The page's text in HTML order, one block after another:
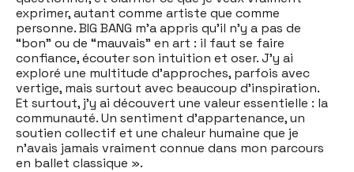
exprimer, autant comme artiste que comme
personne. BIG BANG m’a appris qu’il n’y a pas de
“bon” ou de “mauvais” en art : il faut se faire
confiance, écouter son intuition et oser. J’y ai
exploré une multitude d’approches, parfois avec
vertige, mais surtout avec beaucoup d’inspiration.
Et surtout, j’y ai découvert une valeur essentielle : la
communauté. Un sentiment d’appartenance, un
soutien collectif et une chaleur humaine que je
n’avais jamais vraiment connue dans mon parcours
en ballet classique ».